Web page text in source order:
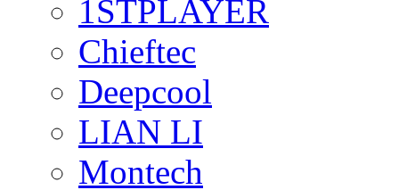
1STPLAYER
Chieftec
Deepcool
LIAN LI
Montech